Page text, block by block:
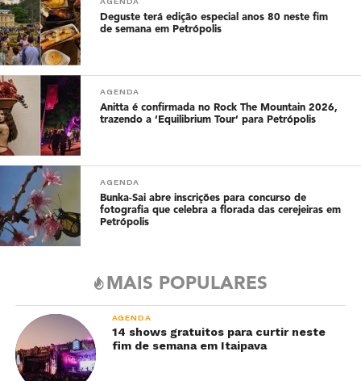
Deguste terá edição especial anos 80 neste fim
de semana em Petrópolis
AGENDA
Anitta é confirmada no Rock The Mountain 2026,
trazendo a ‘Equilibrium Tour’ para Petrópolis
AGENDA
Bunka-Sai abre inscrições para concurso de
fotografia que celebra a florada das cerejeiras em
Petrópolis
MAIS POPULARES
AGENDA
14 shows gratuitos para curtir neste
fim de semana em Itaipava